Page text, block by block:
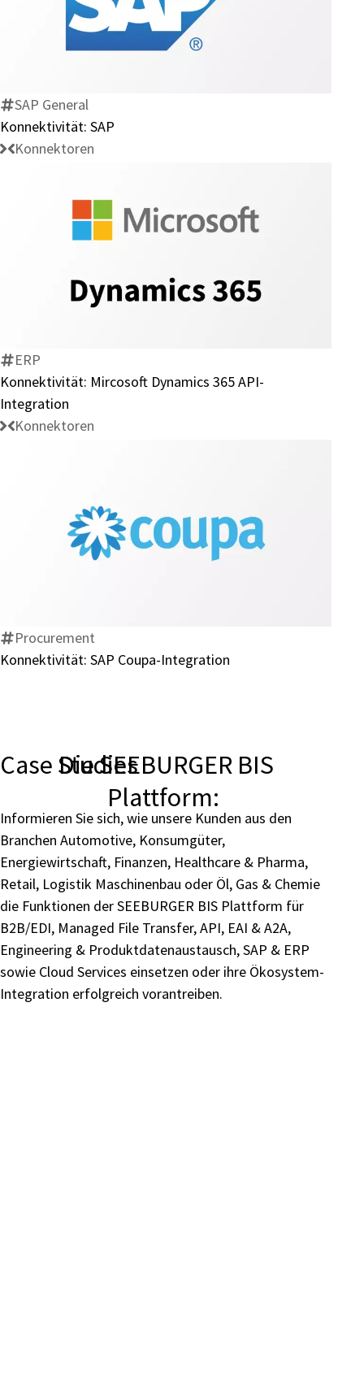
Konnektivität:
SAP
SAP General
Konnektivität: SAP
Konnektoren
Mircosoft
Integration
ERP
Konnektivität: Mircosoft Dynamics 365 API-
Integration
Konnektoren
Konnektivität:
Procurement
Konnektivität: SAP Coupa-Integration
Die SEEBURGER BIS
Plattform:
Case Studies
Informieren Sie sich, wie unsere Kunden aus den
Branchen Automotive, Konsumgüter,
Energiewirtschaft, Finanzen, Healthcare & Pharma,
Retail, Logistik Maschinenbau oder Öl, Gas & Chemie
die Funktionen der SEEBURGER BIS Plattform für
B2B/EDI, Managed File Transfer, API, EAI & A2A,
Engineering & Produktdatenaustausch, SAP & ERP
sowie Cloud Services einsetzen oder ihre Ökosystem-
Integration erfolgreich vorantreiben.